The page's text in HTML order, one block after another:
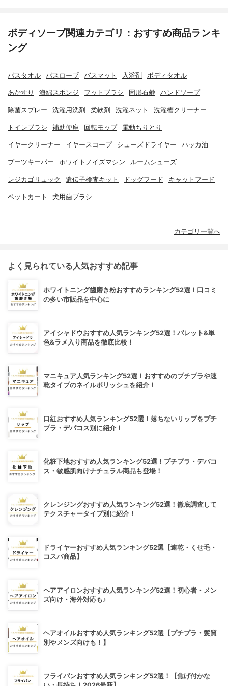
ボディソープ関連カテゴリ：おすすめ商品ランキ
ング
バスタオル バスローブ バスマット 入浴剤 ボディタオル
あかすり 海綿スポンジ フットブラシ 固形石鹸 ハンドソープ
除菌スプレー 洗濯用洗剤 柔軟剤 洗濯ネット 洗濯槽クリーナー
トイレブラシ 補助便座 回転モップ 電動ちりとり
イヤークリーナー イヤースコープ シューズドライヤー ハッカ油
ブーツキーパー ホワイトノイズマシン ルームシューズ
レジカゴリュック 遺伝子検査キット ドッグフード キャットフード
ペットカート 犬用歯ブラシ
カテゴリ一覧へ
よく見られている人気おすすめ記事
ホワイトニング歯磨き粉おすすめランキング52選！口コミ
の多い市販品を中心に
アイシャドウおすすめ人気ランキング52選！パレット&単
色&ラメ入り商品を徹底比較！
マニキュア人気ランキング52選！おすすめのプチプラや速
乾タイプのネイルポリッシュを紹介！
口紅おすすめ人気ランキング52選！落ちないリップをプチ
プラ・デパコス別に紹介！
化粧下地おすすめ人気ランキング52選！プチプラ・デパコ
ス・敏感肌向けナチュラル商品も登場！
クレンジングおすすめ人気ランキング52選！徹底調査して
テクスチャータイプ別に紹介！
ドライヤーおすすめ人気ランキング52選【速乾・くせ毛・
コスパ商品】
ヘアアイロンおすすめ人気ランキング52選！初心者・メン
ズ向け・海外対応も♪
ヘアオイルおすすめ人気ランキング52選【プチプラ・髪質
別やメンズ向けも！】
フライパンおすすめ人気ランキング52選！【焦げ付かな